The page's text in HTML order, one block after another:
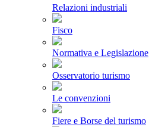
Relazioni industriali
Fisco
Normativa e Legislazione
Osservatorio turismo
Le convenzioni
Fiere e Borse del turismo